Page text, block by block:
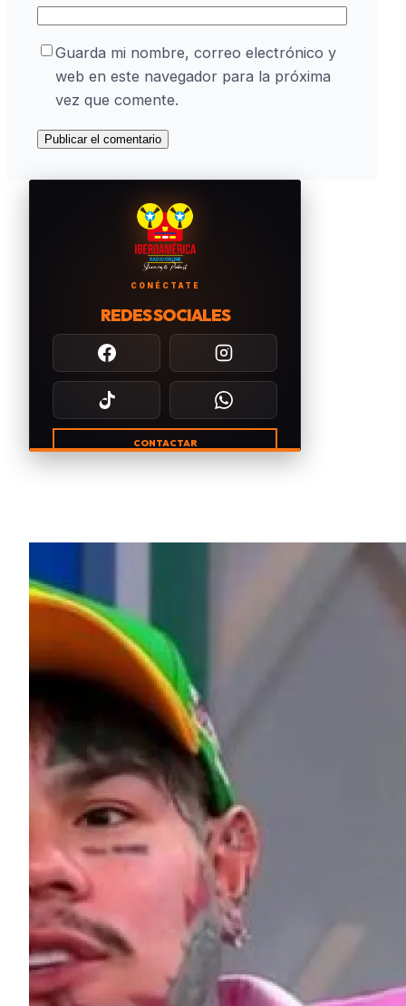
Guarda mi nombre, correo electrónico y
web en este navegador para la próxima
vez que comente.
CONÉCTATE
REDES SOCIALES
CONTACTAR